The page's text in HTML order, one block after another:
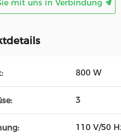
mit uns in Verbindung
800 W
3
110 V/50